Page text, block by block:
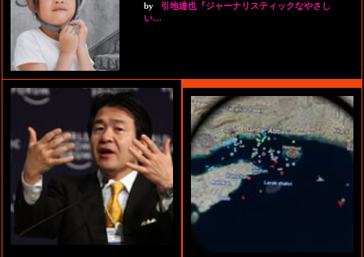
by
引地達也『ジャーナリスティックなやさし
い…